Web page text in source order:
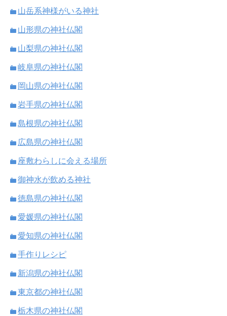
山岳系神様がいる神社
山形県の神社仏閣
山梨県の神社仏閣
岐阜県の神社仏閣
岡山県の神社仏閣
岩手県の神社仏閣
島根県の神社仏閣
広島県の神社仏閣
座敷わらしに会える場所
御神水が飲める神社
徳島県の神社仏閣
愛媛県の神社仏閣
愛知県の神社仏閣
手作りレシピ
新潟県の神社仏閣
東京都の神社仏閣
栃木県の神社仏閣